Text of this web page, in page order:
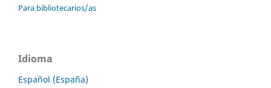
Para bibliotecarios/as
Idioma
Español (España)